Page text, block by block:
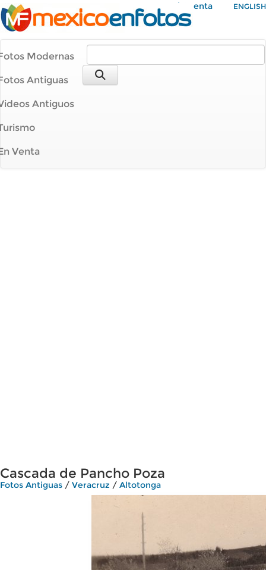
Mi Cuenta ENGLISH
Modernas
Antiguas
Antiguos
Venta
Cascada de Pancho Poza
Fotos Antiguas / Veracruz / Altotonga